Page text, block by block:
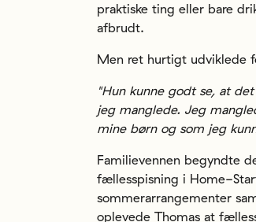
praktiske ting eller bare
afbrudt.
Men ret hurtigt udviklede
"Hun kunne godt se, at
jeg manglede. Jeg
mine børn og som jeg
Familievennen begyndte
fællesspisning i Home-
sommerarrangementer
oplevede Thomas at